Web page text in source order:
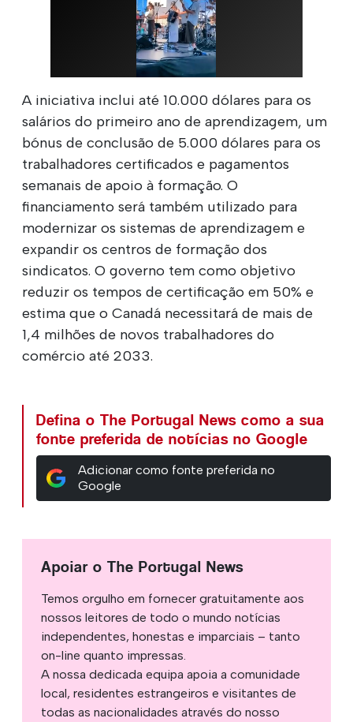
A iniciativa inclui até 10.000 dólares para os
salários do primeiro ano de aprendizagem, um
bónus de conclusão de 5.000 dólares para os
trabalhadores certificados e pagamentos
semanais de apoio à formação. O
financiamento será também utilizado para
modernizar os sistemas de aprendizagem e
expandir os centros de formação dos
sindicatos. O governo tem como objetivo
reduzir os tempos de certificação em 50% e
estima que o Canadá necessitará de mais de
1,4 milhões de novos trabalhadores do
comércio até 2033.
Defina o The Portugal News como a sua
fonte preferida de notícias no Google
Adicionar como fonte preferida no
Google
Apoiar o The Portugal News
Temos orgulho em fornecer gratuitamente aos
nossos leitores de todo o mundo notícias
independentes, honestas e imparciais – tanto
on-line quanto impressas.
A nossa dedicada equipa apoia a comunidade
local, residentes estrangeiros e visitantes de
todas as nacionalidades através do nosso